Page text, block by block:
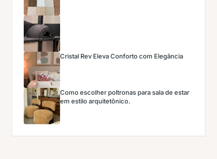
Cristal Rev Eleva Conforto com Elegância
Como escolher poltronas para sala de estar
em estilo arquitetônico.